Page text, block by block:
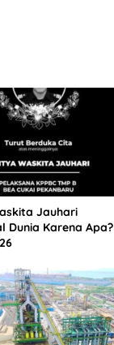
Jauhari
Dunia Karena Apa?